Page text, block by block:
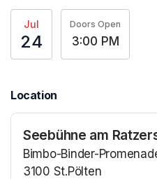
Jul
24
Doors Open
3:00 PM
Location
Seebühne am
Bimbo-Binder-
3100 St.Pölten